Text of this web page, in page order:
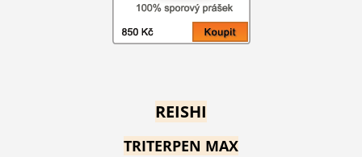
REISHI
TRITERPEN MAX